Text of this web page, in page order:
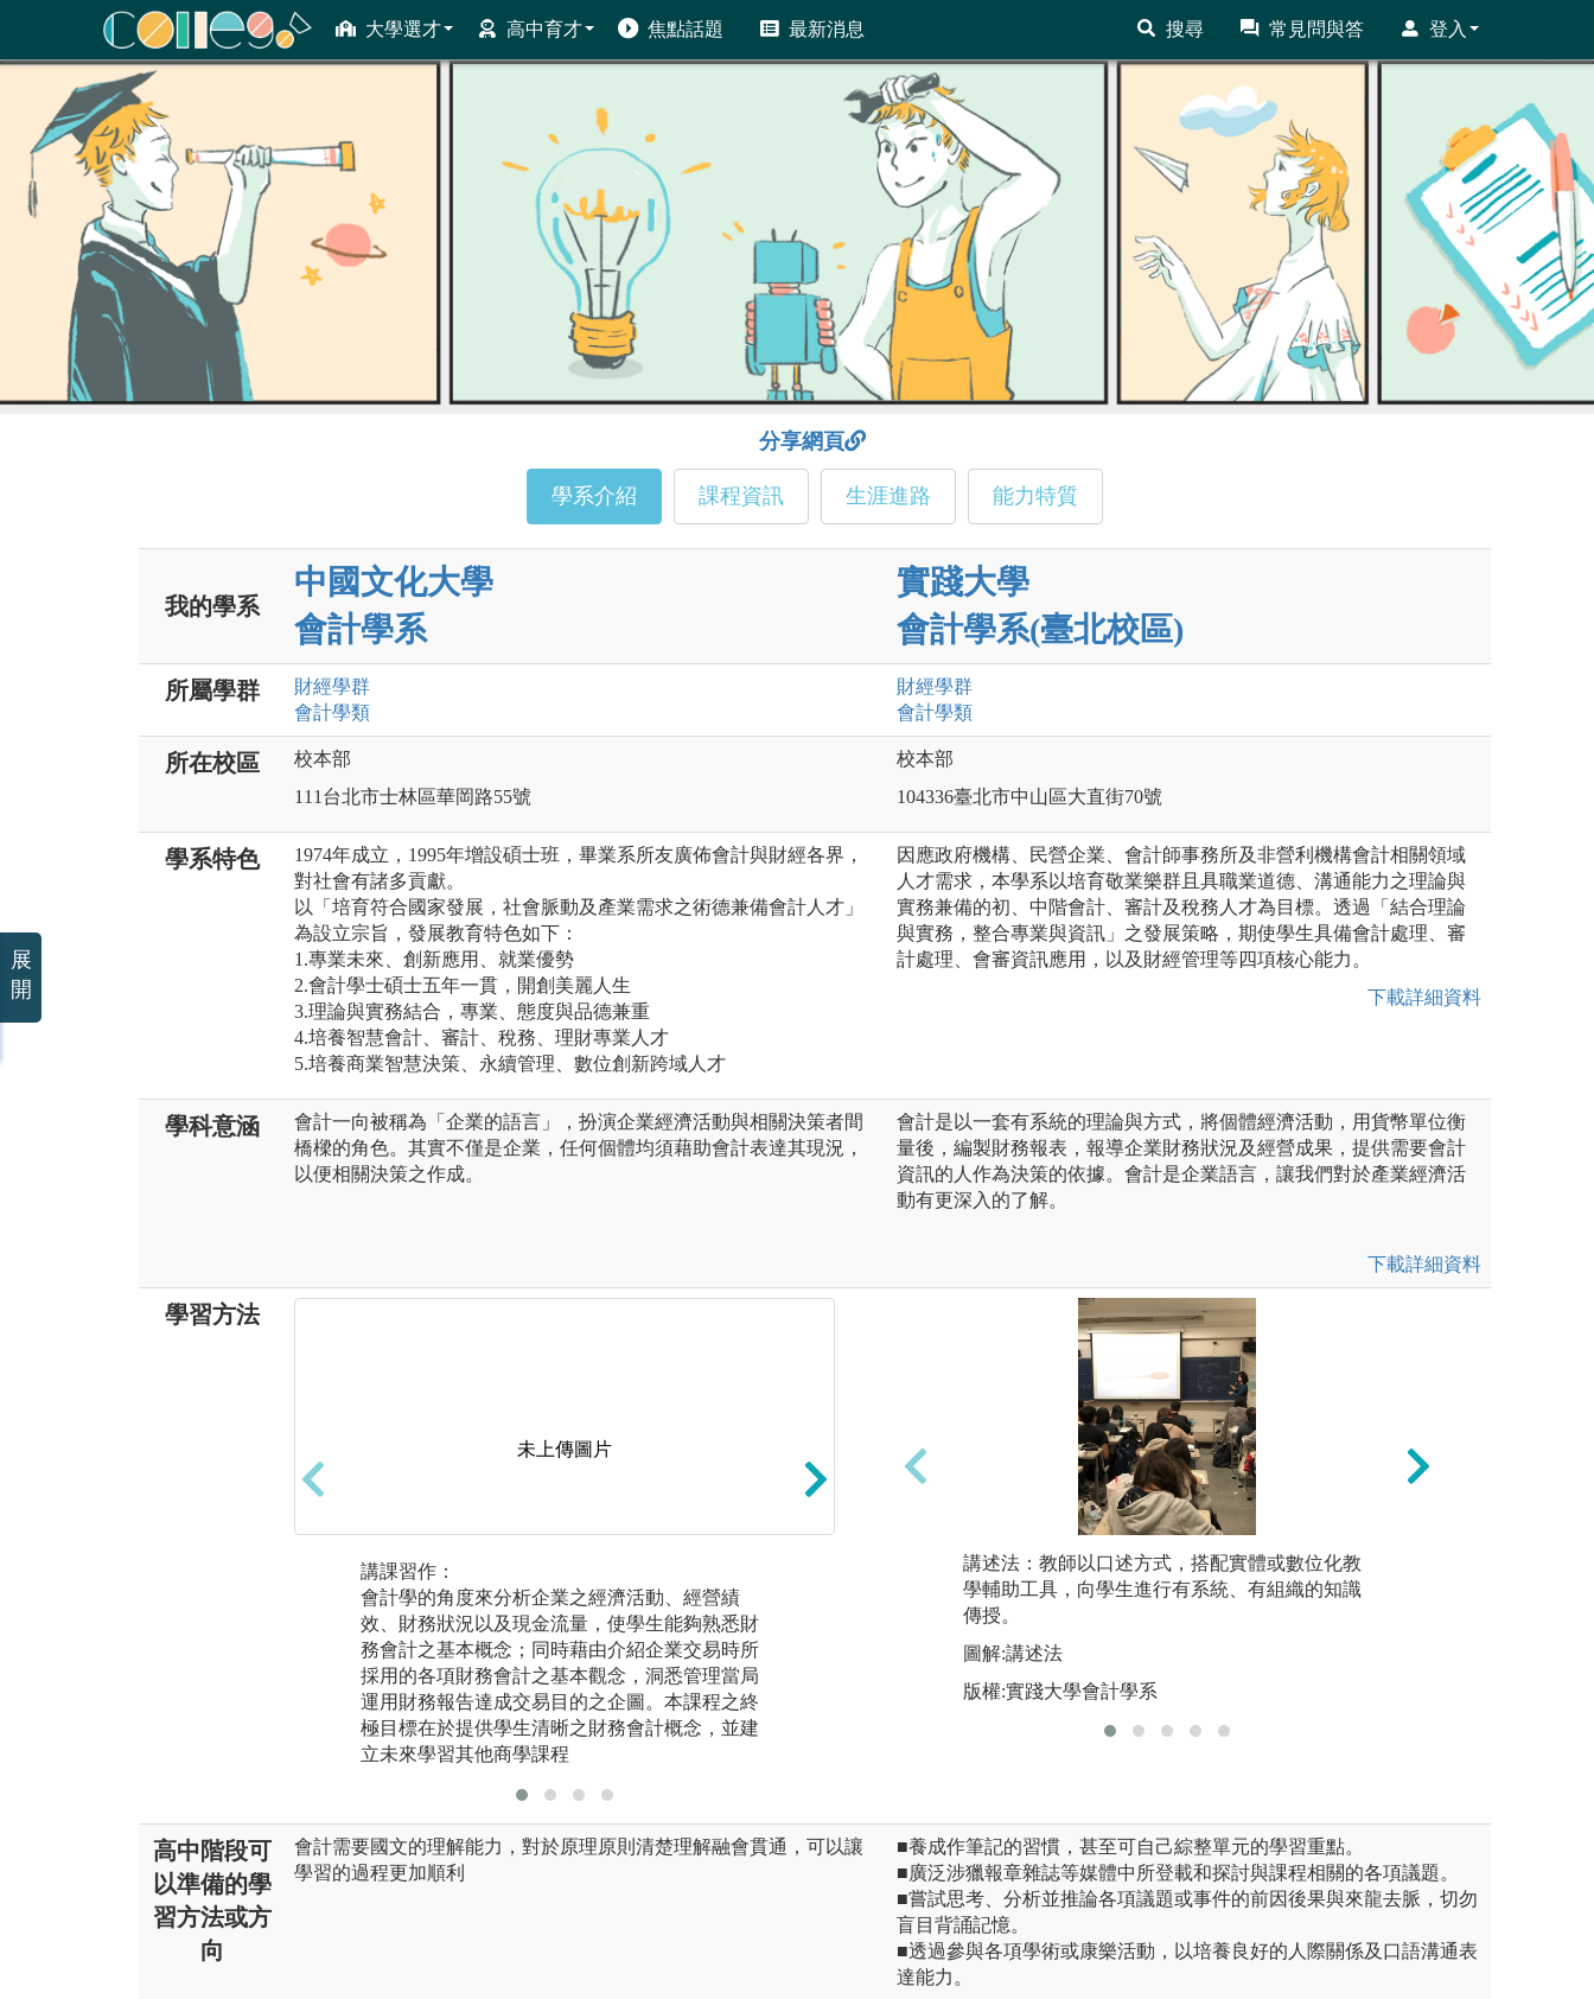
大學選才 高中育才 焦點話題 最新消息 搜尋 常見問與答 登入
ColleGo! 大學選才與高中育才輔助系統
分享網頁
學系介紹 課程資訊 生涯進路 能力特質
我的學系
中國文化大學
會計學系
實踐大學
會計學系(臺北校區)
所屬學群 財經學群
會計學類
財經學群
會計學類
所在校區
校本部
111台北市士林區華岡路55號
校本部
104336臺北市中山區大直街70號
學系特色
1974年成立，1995年增設碩士班，畢業系所友廣佈會計與財經各界，
對社會有諸多貢獻。
以「培育符合國家發展，社會脈動及產業需求之術德兼備會計人才」
為設立宗旨，發展教育特色如下：
1.專業未來、創新應用、就業優勢
2.會計學士碩士五年一貫，開創美麗人生
3.理論與實務結合，專業、態度與品德兼重
4.培養智慧會計、審計、稅務、理財專業人才
5.培養商業智慧決策、永續管理、數位創新跨域人才
因應政府機構、民營企業、會計師事務所及非營利機構會計相關領域
人才需求，本學系以培育敬業樂群且具職業道德、溝通能力之理論與
實務兼備的初、中階會計、審計及稅務人才為目標。透過「結合理論
與實務，整合專業與資訊」之發展策略，期使學生具備會計處理、審
計處理、會審資訊應用，以及財經管理等四項核心能力。
下載詳細資料
學科意涵
會計一向被稱為「企業的語言」，扮演企業經濟活動與相關決策者間
橋樑的角色。其實不僅是企業，任何個體均須藉助會計表達其現況，
以便相關決策之作成。
會計是以一套有系統的理論與方式，將個體經濟活動，用貨幣單位衡
量後，編製財務報表，報導企業財務狀況及經營成果，提供需要會計
資訊的人作為決策的依據。會計是企業語言，讓我們對於產業經濟活
動有更深入的了解。
下載詳細資料
學習方法
未上傳圖片
講課習作：
會計學的角度來分析企業之經濟活動、經營績
效、財務狀況以及現金流量，使學生能夠熟悉財
務會計之基本概念；同時藉由介紹企業交易時所
採用的各項財務會計之基本觀念，洞悉管理當局
運用財務報告達成交易目的之企圖。本課程之終
極目標在於提供學生清晰之財務會計概念，並建
立未來學習其他商學課程
未上傳圖片
問題討論：
課程將對相關問題討論介紹，使學生了解企業如
何紀錄、分類與彙總交易並學會會計方程式、借
貸法則、會計循環等會計基本觀念與編製財務報
學習基礎
講述法：教師以口述方式，搭配實體或數位化教
學輔助工具，向學生進行有系統、有組織的知識
傳授。
圖解:講述法
版權:實踐大學會計學系
高中階段可
以準備的學
習方法或方
向
會計需要國文的理解能力，對於原理原則清楚理解融會貫通，可以讓
學習的過程更加順利
■養成作筆記的習慣，甚至可自己綜整單元的學習重點。
■廣泛涉獵報章雜誌等媒體中所登載和探討與課程相關的各項議題。
■嘗試思考、分析並推論各項議題或事件的前因後果與來龍去脈，切勿
盲目背誦記憶。
■透過參與各項學術或康樂活動，以培養良好的人際關係及口語溝通表
達能力。
展
開